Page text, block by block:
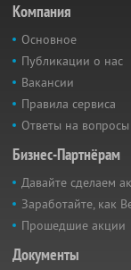
Компания
Основное
Публикации о нас
Вакансии
Правила сервиса
Ответы на вопросы
Бизнес-Партнёрам
Давайте сделаем
Заработайте, как
Прошедшие акции
Документы